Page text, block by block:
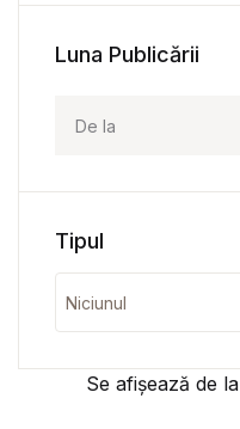
Se afișează de la
Luna Publicării
Tipul